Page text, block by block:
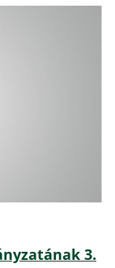
3.